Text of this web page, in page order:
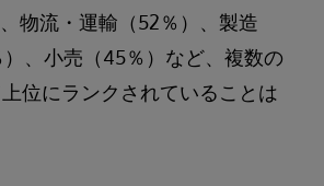
物流・運輸（52％）、製造
、小売（45％）など、複数の
位にランクされていることは